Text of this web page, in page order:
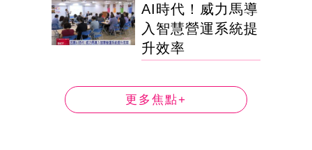
AI時代！威力馬導
入智慧營運系統提
升效率
更多焦點+